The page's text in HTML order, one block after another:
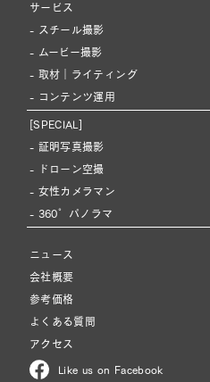
サービス
- スチール撮影
- ムービー撮影
- 取材｜ライティング
- コンテンツ運用
[SPECIAL]
- 証明写真撮影
- ドローン空撮
- 女性カメラマン
- 360°パノラマ
ニュース
会社概要
参考価格
よくある質問
アクセス
Like us on Facebook